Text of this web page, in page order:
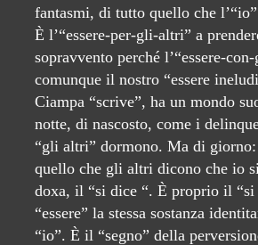
fantasmi, di tutto quello che
È l’“essere-per-gli-altri” a
sopravvento perché l’“essere-
comunque il nostro “essere
Ciampa “scrive”, ha un mondo
notte, di nascosto, come i
“gli altri” dormono. Ma di
quello che gli altri dicono che io
doxa, il “si dice “. È proprio il “si
“essere” la stessa sostanza
“io”. È il “segno” della